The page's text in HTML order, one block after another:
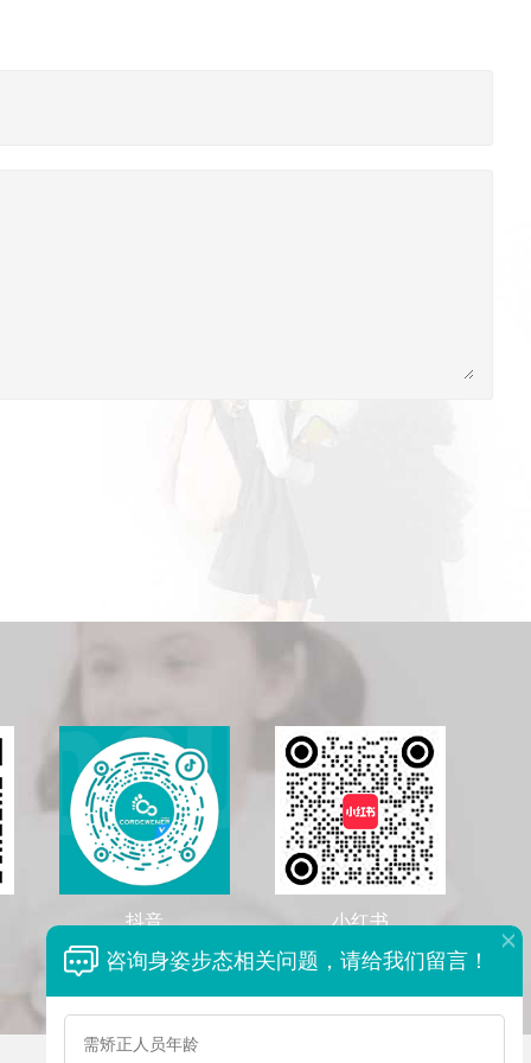
抖音 小红书
咨询身姿步态相关问题，请给我们留言！